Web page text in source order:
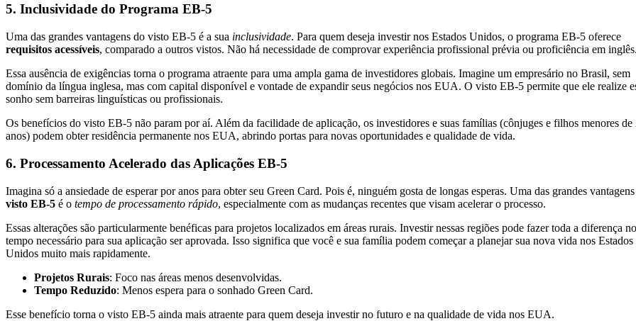
5. Inclusividade do Programa EB-5
Uma das grandes vantagens do visto EB-5 é a sua inclusividade. Para quem deseja investir nos Estados Unidos, o programa EB-5 oferece
requisitos acessíveis, comparado a outros vistos. Não há necessidade de comprovar experiência profissional prévia ou proficiência em
Essa ausência de exigências torna o programa atraente para uma ampla gama de investidores globais. Imagine um empresário no Brasil, sem
domínio da língua inglesa, mas com capital disponível e vontade de expandir seus negócios nos EUA. O visto EB-5 permite que ele realize
sonho sem barreiras linguísticas ou profissionais.
Os benefícios do visto EB-5 não param por aí. Além da facilidade de aplicação, os investidores e suas famílias (cônjuges e filhos menores de
anos) podem obter residência permanente nos EUA, abrindo portas para novas oportunidades e qualidade de vida.
6. Processamento Acelerado das Aplicações EB-5
Imagina só a ansiedade de esperar por anos para obter seu Green Card. Pois é, ninguém gosta de longas esperas. Uma das grandes
visto EB-5 é o tempo de processamento rápido, especialmente com as mudanças recentes que visam acelerar o processo.
Essas alterações são particularmente benéficas para projetos localizados em áreas rurais. Investir nessas regiões pode fazer toda a diferença no
tempo necessário para sua aplicação ser aprovada. Isso significa que você e sua família podem começar a planejar sua nova vida nos Estados
Unidos muito mais rapidamente.
Projetos Rurais: Foco nas áreas menos desenvolvidas.
Tempo Reduzido: Menos espera para o sonhado Green Card.
Esse benefício torna o visto EB-5 ainda mais atraente para quem deseja investir no futuro e na qualidade de vida nos EUA.